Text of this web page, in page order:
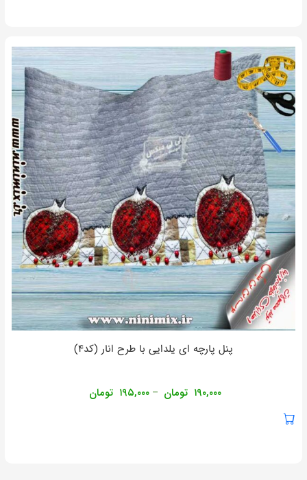
پنل پارچه ای یلدایی با طرح انار (کد۴)
۱۹۰,۰۰۰ تومان – ۱۹۵,۰۰۰ تومان